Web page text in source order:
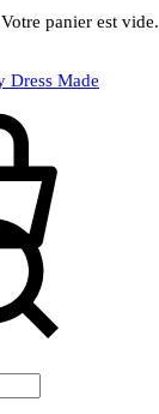
Votre panier est vide.